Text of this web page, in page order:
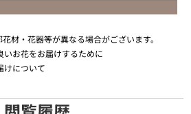
材・花器等が異なる場合がございます。
お花をお届けするために
けについて